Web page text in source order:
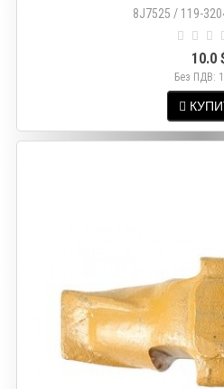
8J7525 / 119-
10.0
Без ПДВ: